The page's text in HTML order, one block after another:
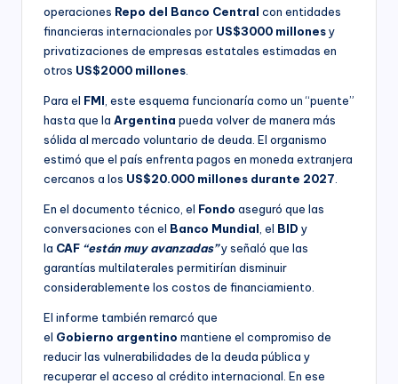
operaciones Repo del Banco Central con entidades
financieras internacionales por US$3000 millonesy
privatizaciones de empresas estatales estimadas en
otros US$2000 millones
Para el FMI , este esquema funcionaría como un “puente”
hasta que la Argentina pueda volver de manera más
sólida al mercado voluntario de deuda. El organismo
estimó que el país enfrenta pagos en moneda extranjera
cercanos a los US$20.000 millones durante 2027
En el documento técnico, el Fondo aseguró que las
conversaciones con el Banco Mundial , el BID y
la CAF “están muy avanzadas”y señaló que las
garantías multilaterales permitirían disminuir
considerablemente los costos de financiamiento.
El informe también remarcó que
el Gobierno argentino mantiene el compromiso de
reducir las vulnerabilidades de la deuda pública y
recuperar el acceso al crédito internacional. En ese